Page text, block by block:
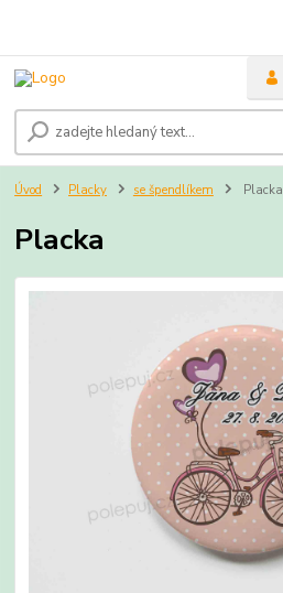
Úvod Placky se špendlíkem Placka
Placka